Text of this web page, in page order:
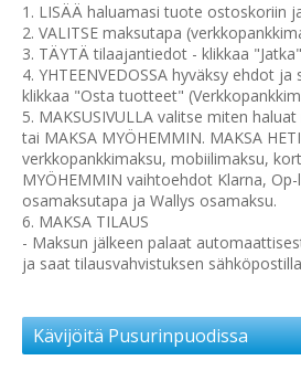
1. LISÄÄ haluamasi tuote ostoskoriin
2. VALITSE maksutapa
3. TÄYTÄ tilaajantiedot - klikkaa
4. YHTEENVEDOSSA hyväksy ehdot
klikkaa "Osta tuotteet"
5. MAKSUSIVULLA valitse miten
tai MAKSA MYÖHEMMIN. MAKSA
verkkopankkimaksu, mobiilimaksu,
MYÖHEMMIN vaihtoehdot Klarna,
osamaksutapa ja Wallys osamaksu.
6. MAKSA TILAUS
- Maksun jälkeen palaat
ja saat tilausvahvistuksen
Kävijöitä Pusurinpuodissa